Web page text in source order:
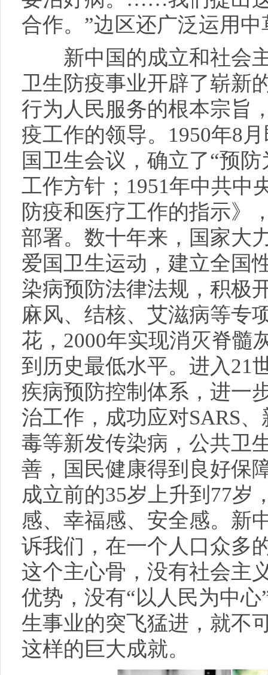
合作。”边区还广泛运用
新中国的成立和社会主
卫生防疫事业开辟了崭新
行为人民服务的根本宗旨
疫工作的领导。1950年8
国卫生会议，确立了“预
工作方针；1951年中共中
防疫和医疗工作的指示》
部署。数十年来，国家大
爱国卫生运动，建立全国
染病预防法律法规，积极
麻风、结核、艾滋病等专
花，2000年实现消灭脊髓
到历史最低水平。进入21
疾病预防控制体系，进一
治工作，成功应对SARS
毒等新发传染病，公共卫
善，国民健康得到良好保
成立前的35岁上升到77岁
感、幸福感、安全感。新
诉我们，在一个人口众多
这个主心骨，没有社会主
优势，没有“以人民为中
生事业的突飞猛进，就不
这样的巨大成就。